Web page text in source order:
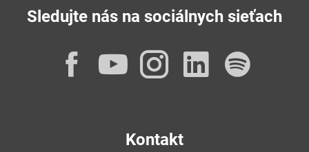
Sledujte nás na sociálnych sieťach
Facebook
YouTube
Instagram
Kontakt